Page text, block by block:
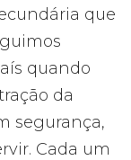
que
quando
da
segurança,
Cada um